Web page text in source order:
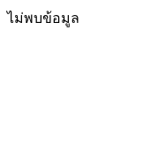
ไม่พบข้อมูล